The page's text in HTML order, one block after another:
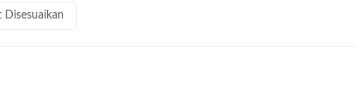
Disesuaikan